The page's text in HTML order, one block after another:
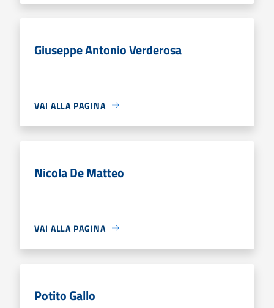
Giuseppe Antonio Verderosa
VAI ALLA PAGINA
Nicola De Matteo
VAI ALLA PAGINA
Potito Gallo